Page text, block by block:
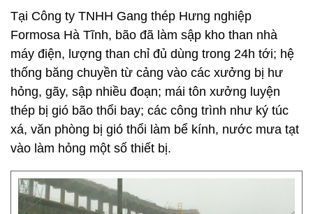
Tại Công ty TNHH Gang thép Hưng nghiệp
Formosa Hà Tĩnh, bão đã làm sập kho than nhà
máy điện, lượng than chỉ đủ dùng trong 24h tới; hệ
thống băng chuyền từ cảng vào các xưởng bị hư
hỏng, gãy, sập nhiều đoạn; mái tôn xưởng luyện
thép bị gió bão thổi bay; các công trình như ký túc
xá, văn phòng bị gió thổi làm bể kính, nước mưa tạt
vào làm hỏng một số thiết bị.